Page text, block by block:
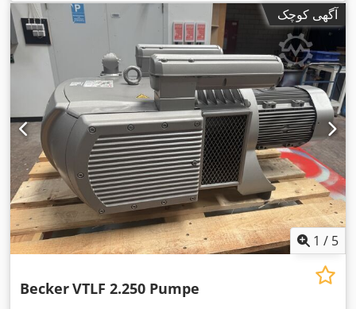
آگهی کوچک
1 / 5
BeckerVTLF 2.250 Pumpe